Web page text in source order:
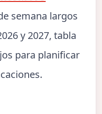
semana largos
y 2027, tabla
para planificar